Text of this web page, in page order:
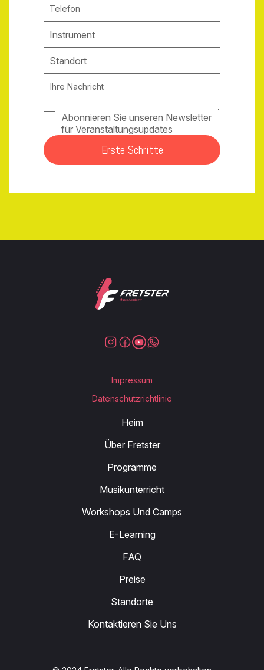
Instrument
Standort
Abonnieren Sie unseren Newsletter
für Veranstaltungsupdates
Erste Schritte
Impressum
Datenschutzrichtlinie
Heim
Über Fretster
Programme
Musikunterricht
Workshops Und Camps
E-Learning
FAQ
Preise
Standorte
Kontaktieren Sie Uns